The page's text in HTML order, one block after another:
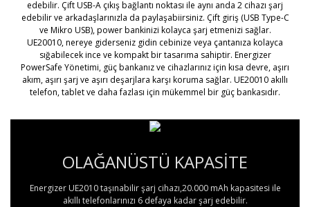
edebilir. Çift USB-A çıkış bağlantı noktası ile aynı anda 2 cihazı şarj
edebilir ve arkadaşlarınızla da paylaşabiirsiniz. Çift giriş (USB Type-C
ve Mikro USB), power bankinizi kolayca şarj etmenizi sağlar.
UE20010, nereye giderseniz gidin cebinize veya çantanıza kolayca
sığabilecek ince ve kompakt bir tasarıma sahiptir. Energizer
PowerSafe Yönetimi, güç bankanız ve cihazlarınız için kısa devre, aşırı
akım, aşırı şarj ve aşırı deşarjlara karşı koruma sağlar. UE20010 akıllı
telefon, tablet ve daha fazlası için mükemmel bir güç bankasıdır.
OLAĞANÜSTÜ KAPASİTE
Energizer UE2010 taşınabilir şarj cihazı,20.000 mAh kapasitesi ile
akıllı telefonlarınızı 6 defaya kadar şarj edebilir.